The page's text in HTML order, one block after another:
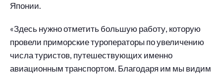
Японии.
«Здесь нужно отметить большую работу, которую
провели приморские туроператоры по увеличению
числа туристов, путешествующих именно
авиационным транспортом. Благодаря им мы видим